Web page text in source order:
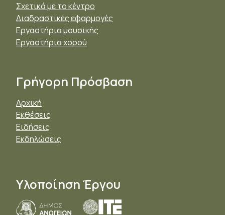
Σχετικά με το κέντρο
Διαδραστικές εφαρμογές
Εργαστήρια μουσικής
Εργαστήρια χορού
Γρήγορη Πρόσβαση
Αρχική
Εκθέσεις
Ειδήσεις
Εκδηλώσεις
Υλοποίηση Έργου